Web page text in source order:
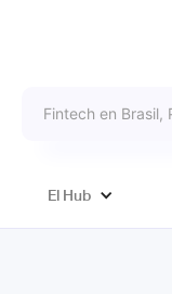
El Hub